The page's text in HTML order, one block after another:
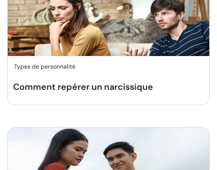
Types de personnalité
Comment repérer un narcissique